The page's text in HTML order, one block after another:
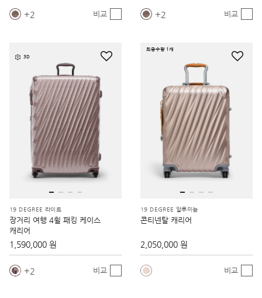
2 비교 2 비교
3D
19 DEGREE 라이트
장거리 여행 4휠 패킹 케이스
캐리어
1,590,000 원
2 비교
최종수량 1개
19 DEGREE 알루미늄
콘티넨탈 캐리어
2,050,000 원
비교